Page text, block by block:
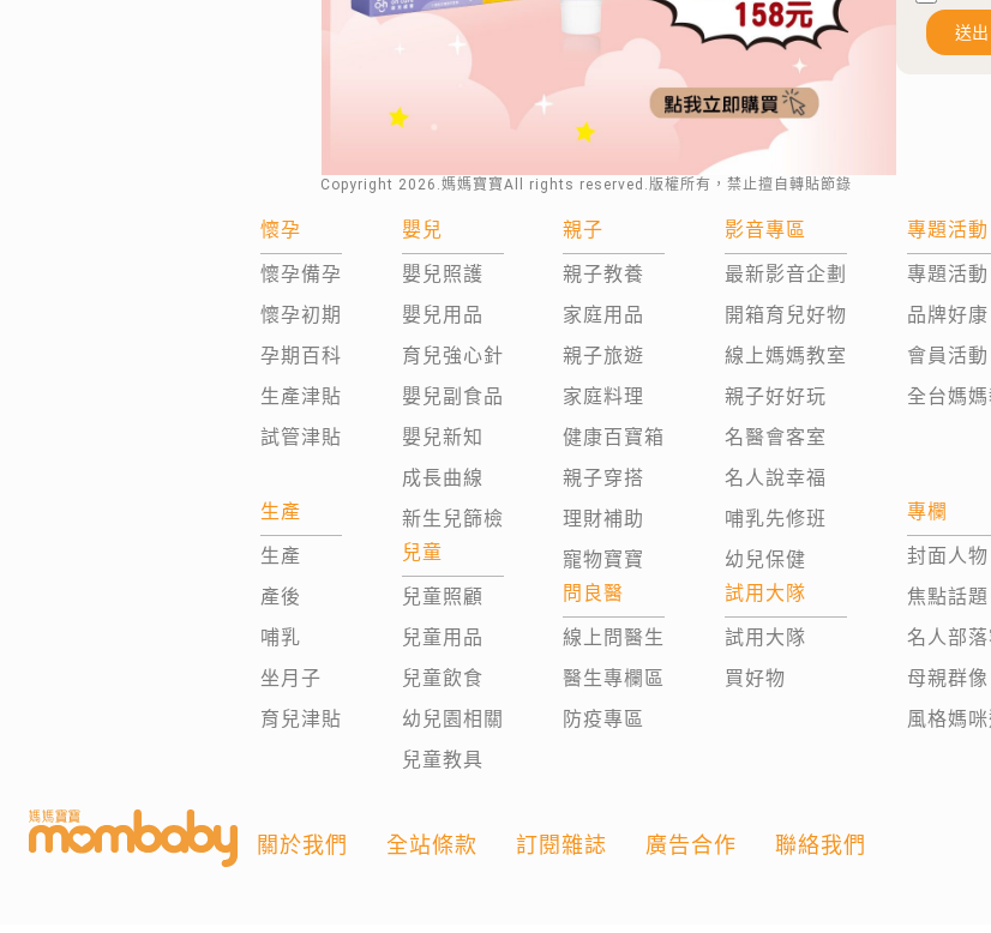
Copyright 2026 .媽媽寶寶All rights reserved.版權所有，禁止擅自轉貼節錄
送出
懷孕
懷孕備孕
懷孕初期
孕期百科
生產津貼
試管津貼
生產
生產
產後
哺乳
坐月子
育兒津貼
嬰兒
嬰兒照護
嬰兒用品
育兒強心針
嬰兒副食品
嬰兒新知
成長曲線
新生兒篩檢
兒童
兒童照顧
兒童用品
兒童飲食
幼兒園相關
兒童教具
親子
親子教養
家庭用品
親子旅遊
家庭料理
健康百寶箱
親子穿搭
理財補助
寵物寶寶
問良醫
線上問醫生
醫生專欄區
防疫專區
影音專區
最新影音企劃
開箱育兒好物
線上媽媽教室
親子好好玩
名醫會客室
名人說幸福
哺乳先修班
幼兒保健
試用大隊
試用大隊
買好物
專題活動
專題活動
品牌好康
會員活動
全台媽
專欄
封面人物
焦點話題
名人部落
母親群像
風格媽
關於我們 全站條款 訂閱雜誌 廣告合作 聯絡我們